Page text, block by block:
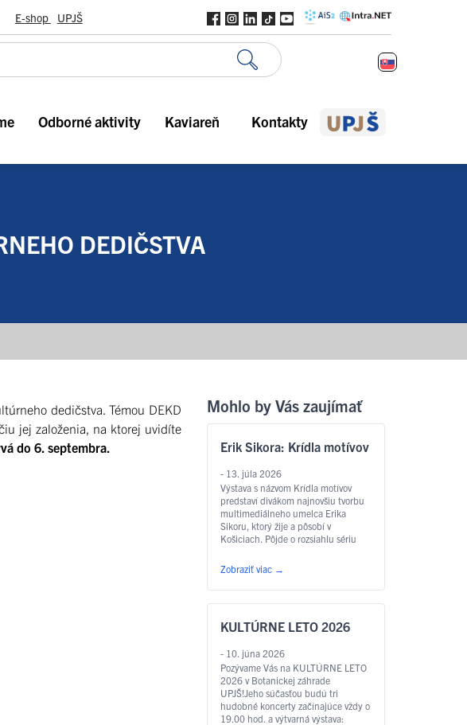
E-shop UPJŠ
Odborné aktivity Kaviareň Kontakty
DEDIČSTVA
dedičstva. Témou DEKD
jej založenia, na ktorej uvidíte
do 6. septembra.
Mohlo by Vás zaujímať
Erik Sikora: Krídla motívov
- 13. júla 2026
Výstava s názvom Krídla motívov
predstaví divákom najnovšiu tvorbu
multimediálneho umelca Erika
Sikoru, ktorý žije a pôsobí v
Košiciach. Pôjde o rozsiahlu sériu
vytvorených špeciálne pre túto
výstavu v botanickej záhrade v
spolupráci s Východoslovenskou
galériou. Najviac akvarelov bude
motýľmi, na čo odkazuje aj samotný
Zobraziť viac →
KULTÚRNE LETO 2026
- 10. júna 2026
Pozývame Vás na KULTÚRNE LETO
2026 v Botanickej záhrade
UPJŠ!Jeho súčasťou budú tri
hudobné koncerty začínajúce vždy o
19.00 hod. a výtvarná výstava: